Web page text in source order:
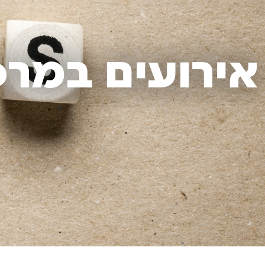
אירועים